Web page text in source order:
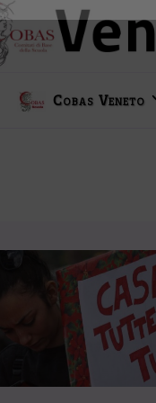
Cobas Veneto